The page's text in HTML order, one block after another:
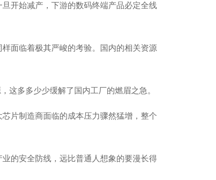
开始减产，下游的数码终端产品必定全线
面临着极其严峻的考验。国内的相关资源
多多少少缓解了国内工厂的燃眉之急。
片制造商面临的成本压力骤然猛增，整个
的安全防线，远比普通人想象的要漫长得